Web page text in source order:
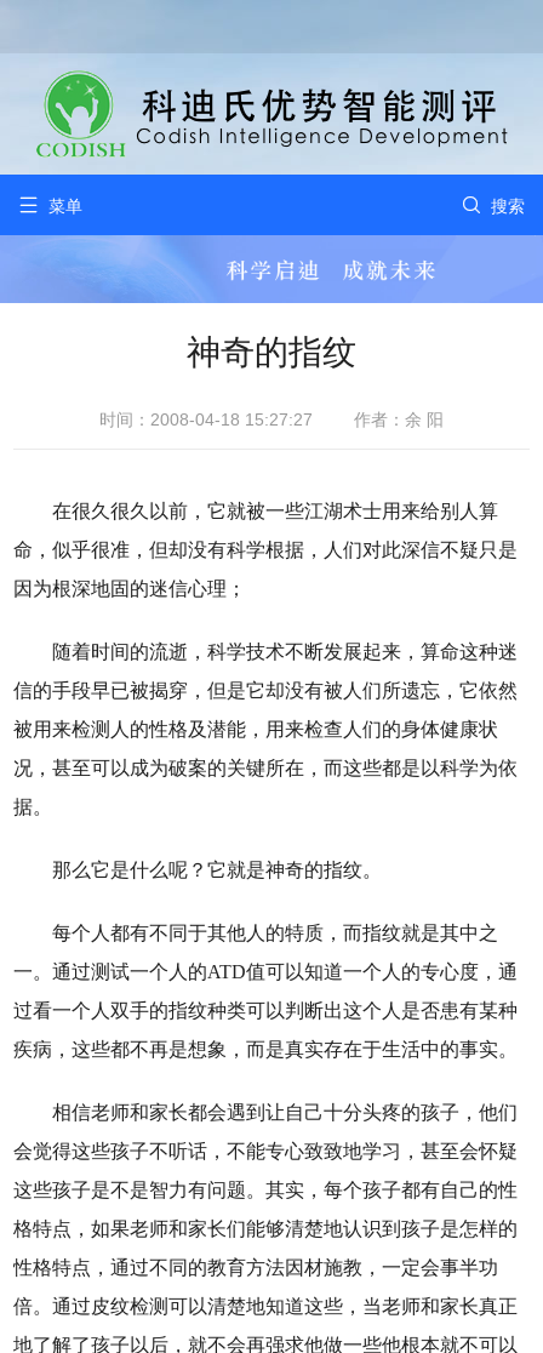
 菜单  搜索
神奇的指纹
时间：2008-04-18 15:27:27 作者：余 阳
在很久很久以前，它就被一些江湖术士用来给别人算
命，似乎很准，但却没有科学根据，人们对此深信不疑只是
因为根深地固的迷信心理；
随着时间的流逝，科学技术不断发展起来，算命这种迷
信的手段早已被揭穿，但是它却没有被人们所遗忘，它依然
被用来检测人的性格及潜能，用来检查人们的身体健康状
况，甚至可以成为破案的关键所在，而这些都是以科学为依
据。
那么它是什么呢？它就是神奇的指纹。
每个人都有不同于其他人的特质，而指纹就是其中之
一。通过测试一个人的ATD值可以知道一个人的专心度，通
过看一个人双手的指纹种类可以判断出这个人是否患有某种
疾病，这些都不再是想象，而是真实存在于生活中的事实。
相信老师和家长都会遇到让自己十分头疼的孩子，他们
会觉得这些孩子不听话，不能专心致致地学习，甚至会怀疑
这些孩子是不是智力有问题。其实，每个孩子都有自己的性
格特点，如果老师和家长们能够清楚地认识到孩子是怎样的
性格特点，通过不同的教育方法因材施教，一定会事半功
倍。通过皮纹检测可以清楚地知道这些，当老师和家长真正
地了解了孩子以后，就不会再强求他做一些他根本就不可以